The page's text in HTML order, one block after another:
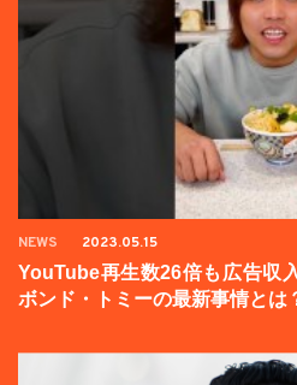
NEWS 2023.05.15
YouTube再生数26倍も広告収
ボンド・トミーの最新事情とは